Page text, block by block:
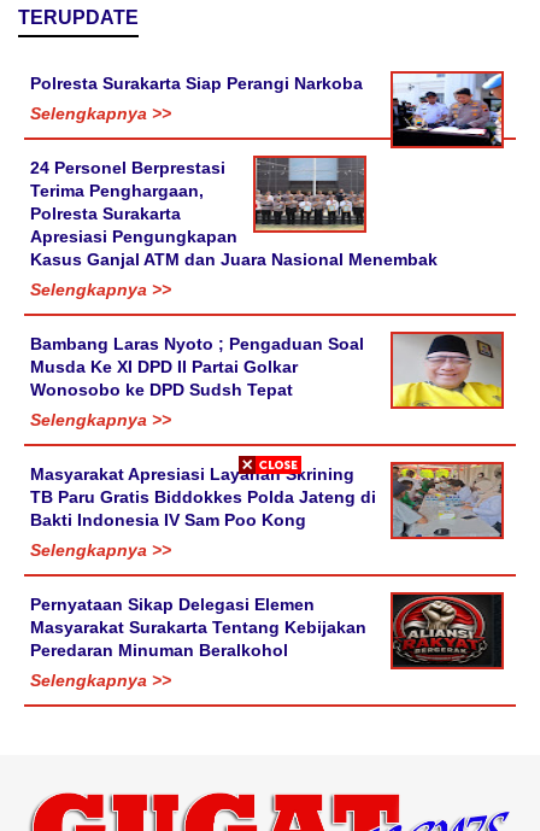
TERUPDATE
Polresta Surakarta Siap Perangi Narkoba
Selengkapnya >>
24 Personel Berprestasi
Terima Penghargaan,
Polresta Surakarta
Apresiasi Pengungkapan
Kasus Ganjal ATM dan Juara Nasional Menembak
Selengkapnya >>
Bambang Laras Nyoto ; Pengaduan Soal
Musda Ke XI DPD II Partai Golkar
Wonosobo ke DPD Sudsh Tepat
Selengkapnya >>
Masyarakat Apresiasi Layanan Skrining
TB Paru Gratis Biddokkes Polda Jateng di
Bakti Indonesia IV Sam Poo Kong
Selengkapnya >>
Pernyataan Sikap Delegasi Elemen
Masyarakat Surakarta Tentang Kebijakan
Peredaran Minuman Beralkohol
Selengkapnya >>